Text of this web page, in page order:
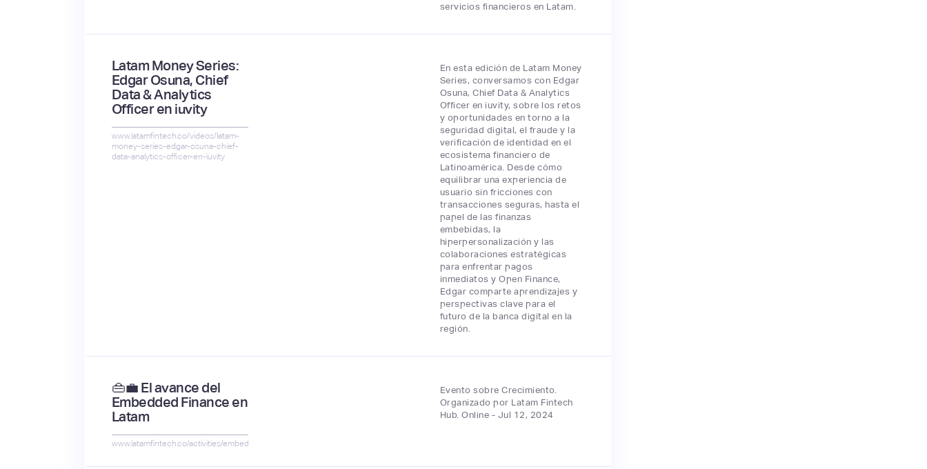
servicios financieros en Latam.
Latam Money Series:
Edgar Osuna, Chief
Data & Analytics
Officer en iuvity
www.latamfintech.co/videos/latam-
money-series-edgar-osuna-chief-
data-analytics-officer-en-iuvity
En esta edición de Latam Money
Series, conversamos con Edgar
Osuna, Chief Data & Analytics
Officer en iuvity, sobre los retos
y oportunidades en torno a la
seguridad digital, el fraude y la
verificación de identidad en el
ecosistema financiero de
Latinoamérica. Desde cómo
equilibrar una experiencia de
usuario sin fricciones con
transacciones seguras, hasta el
papel de las finanzas
embebidas, la
hiperpersonalización y las
colaboraciones estratégicas
para enfrentar pagos
inmediatos y Open Finance,
Edgar comparte aprendizajes y
perspectivas clave para el
futuro de la banca digital en la
región.
👜​💼​ El avance del
Embedded Finance en
Latam
www.latamfintech.co/activities/embedded2024
Evento sobre Crecimiento.
Organizado por Latam Fintech
Hub. Online - Jul 12, 2024